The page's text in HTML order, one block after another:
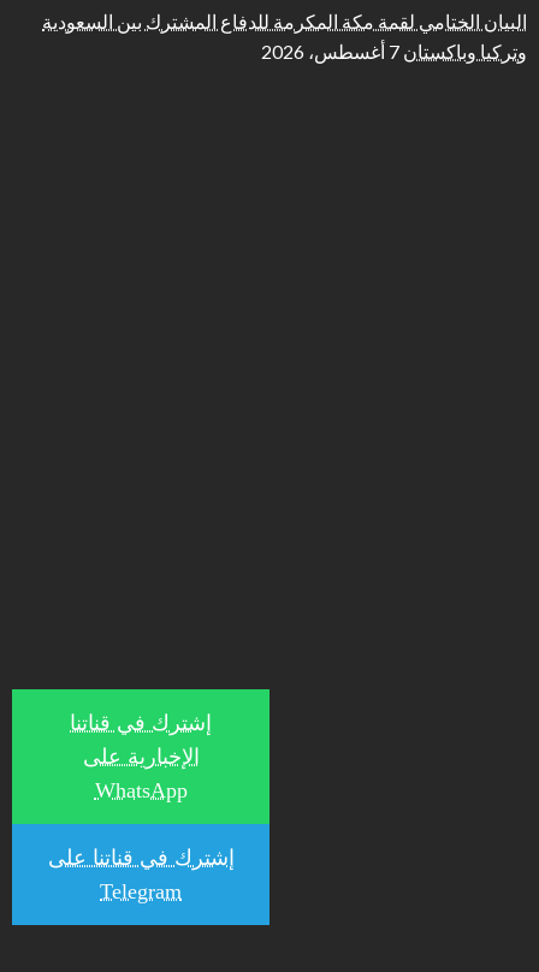
البيان الختامي لقمة مكة المكرمة للدفاع المشترك بين السعودية
وتركيا وباكستان 7 أغسطس، 2026
إشترك في قناتنا
الإخبارية على
WhatsApp
إشترك في قناتنا على
Telegram